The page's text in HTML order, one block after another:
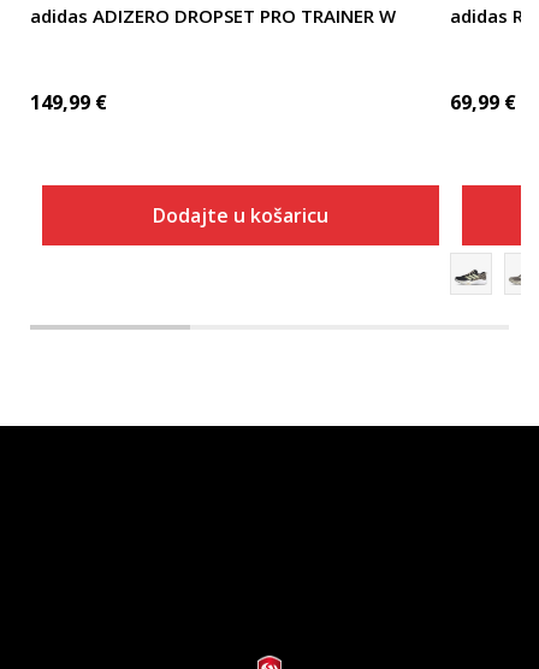
adidas ADIZERO DROPSET PRO TRAINER W
149,99 €
Dodajte u košaricu
adidas
69,99 €